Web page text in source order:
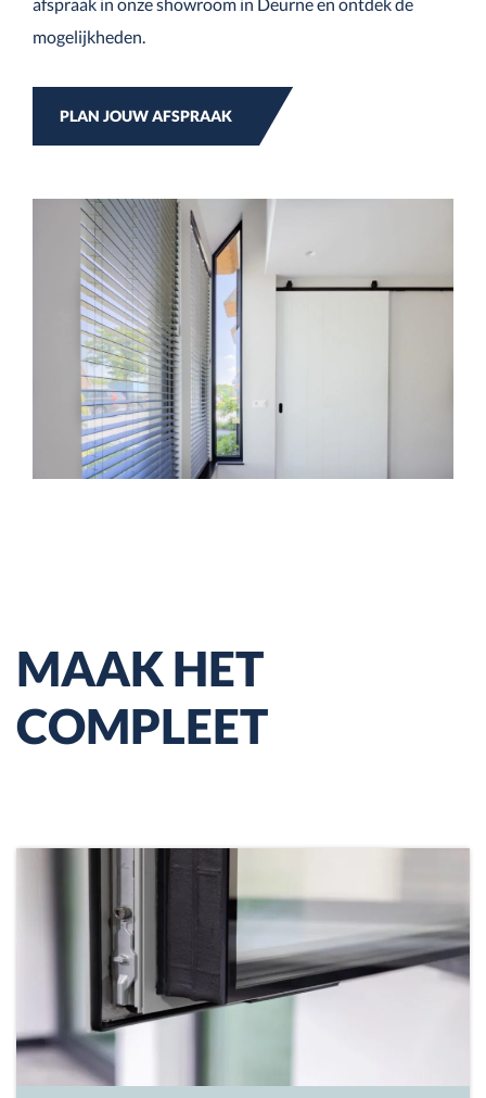
mogelijkheden.
PLAN JOUW AFSPRAAK
MAAK HET
COMPLEET